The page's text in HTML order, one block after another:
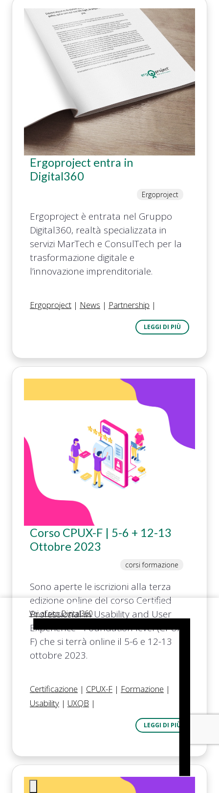
Ergoproject entra in
Digital360
Ergoproject
Ergoproject è entrata nel Gruppo
Digital360, realtà specializzata in
servizi MarTech e ConsulTech per la
trasformazione digitale e
l’innovazione imprenditoriale.
Ergoproject | News | Partnership |
LEGGI DI PIÙ
Corso CPUX-F | 5-6 + 12-13
Ottobre 2023
corsi formazione
Sono aperte le iscrizioni alla terza
edizione online deI corso Certified
Professional in Usability and User
Experience - Foundation level (CPUX-
F) che si terrà online il 5-6 e 12-13
ottobre 2023.
Certificazione | CPUX-F | Formazione |
Usability | UXQB |
LEGGI DI PIÙ
Ergoproject fa parte del gruppo Digital360 Advisory
Vai al sito Digital360